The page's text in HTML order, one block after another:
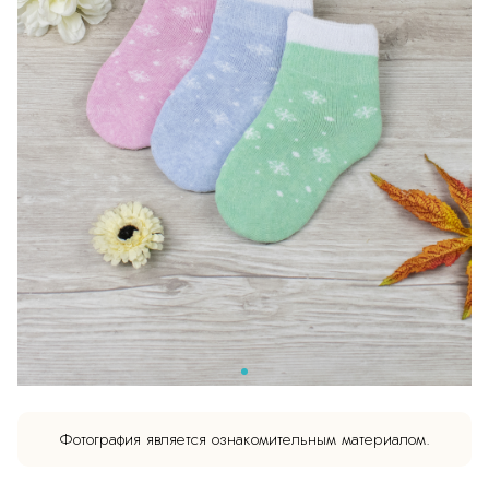
Фотография является ознакомительным материалом.